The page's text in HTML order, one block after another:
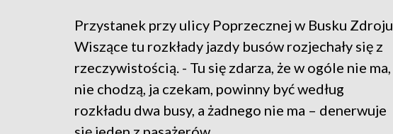
Przystanek przy ulicy Poprzecznej w Busku Zdroju.
Wiszące tu rozkłady jazdy busów rozjechały się z
rzeczywistością. - Tu się zdarza, że w ogóle nie ma,
nie chodzą, ja czekam, powinny być według
rozkładu dwa busy, a żadnego nie ma – denerwuje